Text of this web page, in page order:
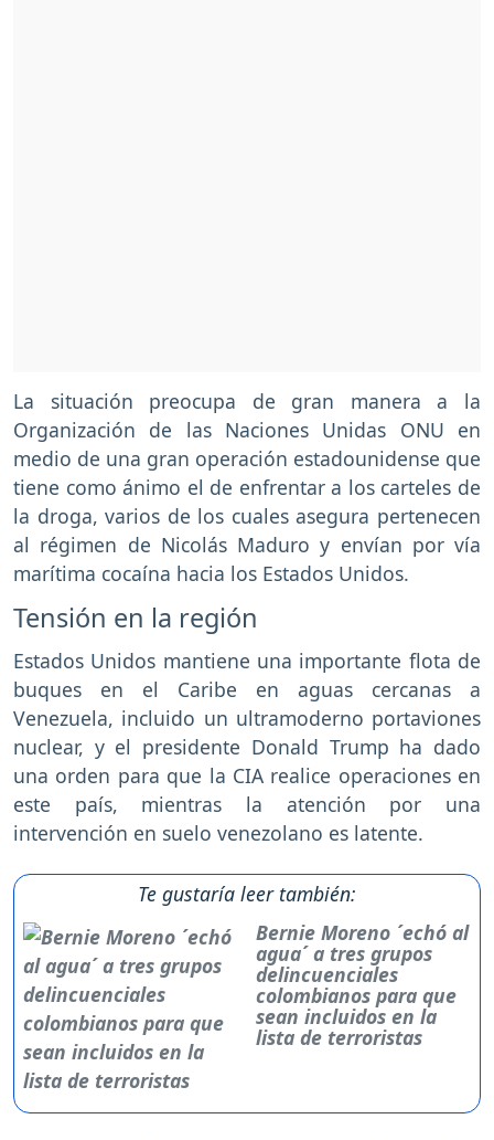
La situación preocupa de gran manera a la
Organización de las Naciones Unidas ONU en
medio de una gran operación estadounidense que
tiene como ánimo el de enfrentar a los carteles de
la droga, varios de los cuales asegura pertenecen
al régimen de Nicolás Maduro y envían por vía
marítima cocaína hacia los Estados Unidos.
Tensión en la región
Estados Unidos mantiene una importante flota de
buques en el Caribe en aguas cercanas a
Venezuela, incluido un ultramoderno portaviones
nuclear, y el presidente Donald Trump ha dado
una orden para que la CIA realice operaciones en
este país, mientras la atención por una
intervención en suelo venezolano es latente.
Te gustaría leer también:
Bernie Moreno ´echó al
agua´ a tres grupos
delincuenciales
colombianos para que
sean incluidos en la
lista de terroristas